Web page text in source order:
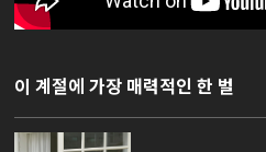
이 계절에 가장 매력적인 한 벌